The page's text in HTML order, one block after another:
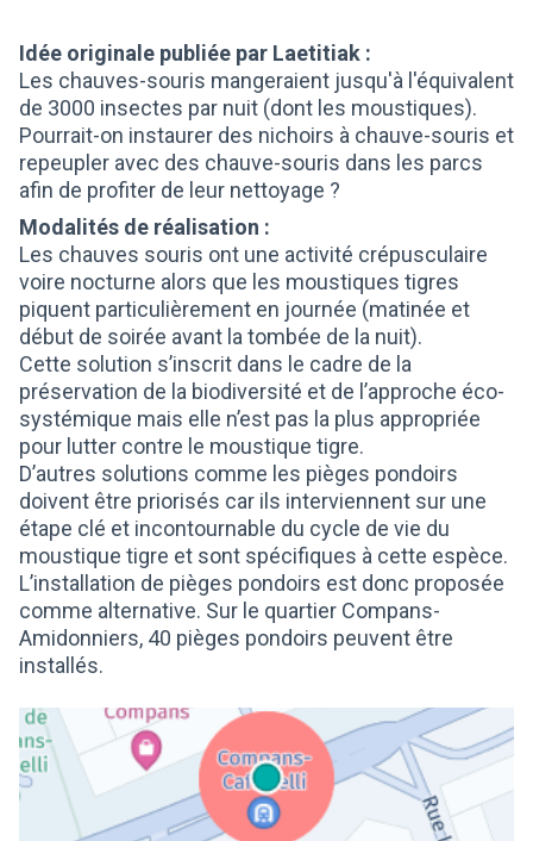
Idée originale publiée par Laetitiak :
Les chauves-souris mangeraient jusqu'à l'équivalent
de 3000 insectes par nuit (dont les moustiques).
Pourrait-on instaurer des nichoirs à chauve-souris et
repeupler avec des chauve-souris dans les parcs
afin de profiter de leur nettoyage ?
Modalités de réalisation :
Les chauves souris ont une activité crépusculaire
voire nocturne alors que les moustiques tigres
piquent particulièrement en journée (matinée et
début de soirée avant la tombée de la nuit).
Cette solution s’inscrit dans le cadre de la
préservation de la biodiversité et de l’approche éco-
systémique mais elle n’est pas la plus appropriée
pour lutter contre le moustique tigre.
D’autres solutions comme les pièges pondoirs
doivent être priorisés car ils interviennent sur une
étape clé et incontournable du cycle de vie du
moustique tigre et sont spécifiques à cette espèce.
L’installation de pièges pondoirs est donc proposée
comme alternative. Sur le quartier Compans-
Amidonniers, 40 pièges pondoirs peuvent être
installés.